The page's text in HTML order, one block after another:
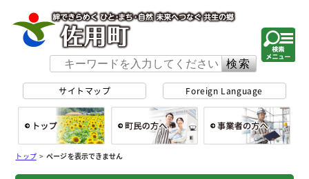
サイトマップ Foreign Language
総合トップ
トップ>ページを表示できません